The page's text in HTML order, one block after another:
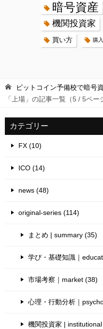
暗号資産
機関投資家
買い方 購入
ビットコイン予備校で暗号
「上場」の記事一覧（5 / 5ペー
カテゴリー
FX (10)
ICO (14)
news (48)
original-series (114)
まとめ | summary (35)
学び・基礎知識｜
市場考察｜market (38)
心理・行動分析｜
機関投資家 |